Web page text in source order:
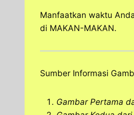
Manfaatkan waktu
di MAKAN-MAKAN.
Sumber Informasi
Gambar Pertama